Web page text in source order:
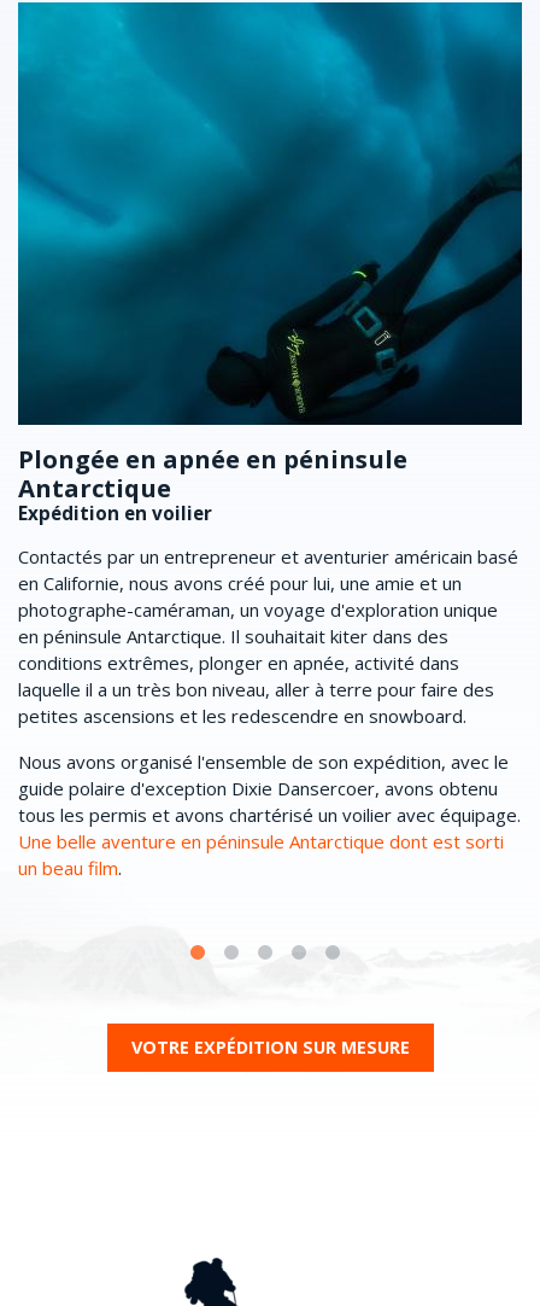
Plongée en apnée en péninsule
Antarctique
Expédition en voilier
Contactés par un entrepreneur et aventurier américain basé
en Californie, nous avons créé pour lui, une amie et un
photographe-caméraman, un voyage d'exploration unique
en péninsule Antarctique. Il souhaitait kiter dans des
conditions extrêmes, plonger en apnée, activité dans
laquelle il a un très bon niveau, aller à terre pour faire des
petites ascensions et les redescendre en snowboard.
Nous avons organisé l'ensemble de son expédition, avec le
guide polaire d'exception Dixie Dansercoer, avons obtenu
tous les permis et avons chartérisé un voilier avec équipage.
Une belle aventure en péninsule Antarctique dont est sorti
un beau film.
VOTRE EXPÉDITION SUR MESURE